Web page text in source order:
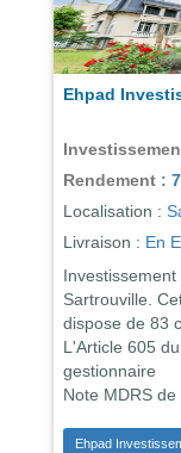
Ehpad
Rendement :
Localisation :
Livraison : En
Sartrouville.
dispose de 83
L'Article 605
gestionnaire
Note MDRS de
Ehpad